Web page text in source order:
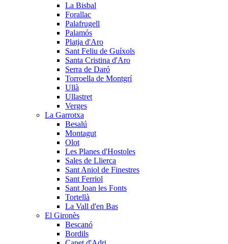
La Bisbal
Forallac
Palafrugell
Palamós
Platja d'Aro
Sant Feliu de Guíxols
Santa Cristina d'Aro
Serra de Daró
Torroella de Montgrí
Ullà
Ullastret
Verges
La Garrotxa
Besalú
Montagut
Olot
Les Planes d'Hostoles
Sales de Llierca
Sant Aniol de Finestres
Sant Ferriol
Sant Joan les Fonts
Tortellà
La Vall d'en Bas
El Gironès
Bescanó
Bordils